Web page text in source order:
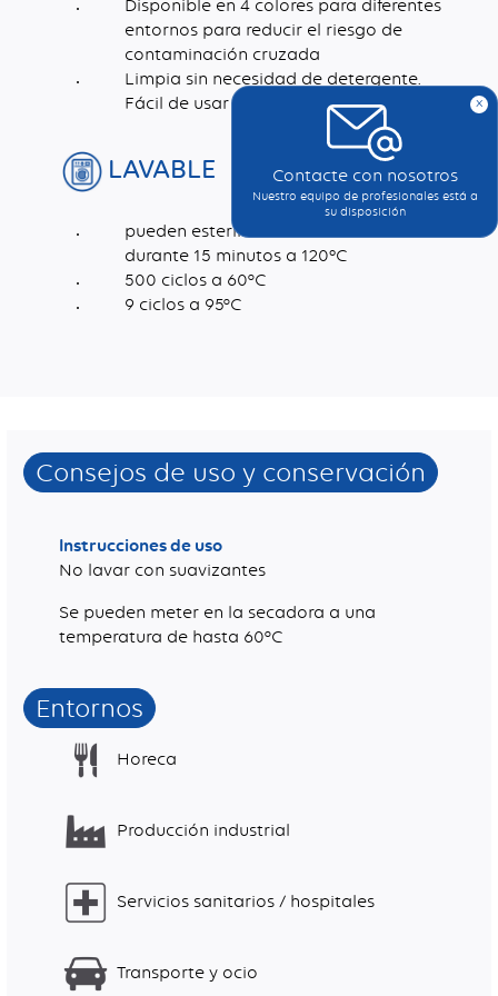
Disponible en 4 colores para diferentes
entornos para reducir el riesgo de
contaminación cruzada
Limpia sin necesidad de detergente.
Fácil de usar y enjuagar.
LAVABLE
pueden esterilizarse en autoclave
durante 15 minutos a 120ºC
500 ciclos a 60°C
9 ciclos a 95°C
Consejos de uso y conservación
Instrucciones de uso
No lavar con suavizantes
Se pueden meter en la secadora a una
temperatura de hasta 60°C
Entornos
Horeca
Producción industrial
Servicios sanitarios / hospitales
Transporte y ocio
x
Contacte con nosotros
Nuestro equipo de profesionales está a
su disposición